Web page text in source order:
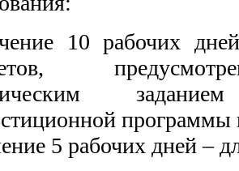
10 рабочих
программы
5 рабочих дней –